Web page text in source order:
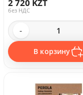
2 720 KZT
без НДС
-
В корзину